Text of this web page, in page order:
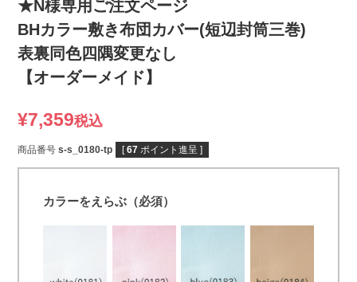
★N様専用ご注文ページ
BHカラー敷き布団カバー(短辺封筒三巻)
表裏同色四隅変更なし
【オーダーメイド】
¥7,359税込
商品番号 s-s_0180-tp [ 67 ポイント進呈 ]
カラーをえらぶ（必須）